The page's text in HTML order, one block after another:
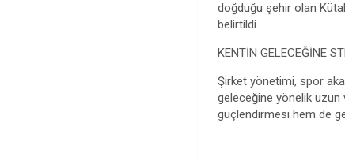
doğduğu şehir olan
belirtildi.
KENTİN GELECEĞİNE
Şirket yönetimi, spor
geleceğine yönelik uzun
güçlendirmesi hem de